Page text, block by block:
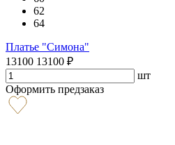
62
64
Платье "Симона"
13100 13100 ₽
шт
Оформить предзаказ